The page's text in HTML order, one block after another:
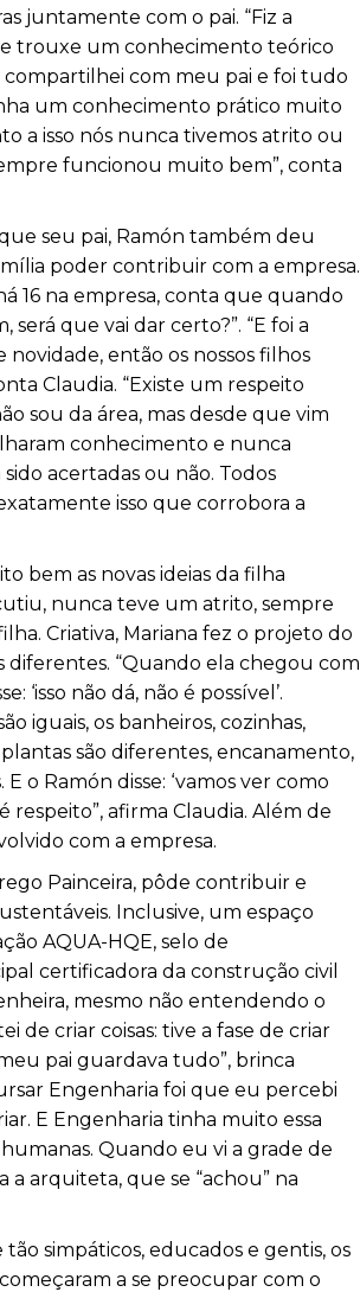
juntamente com o pai. “Fiz a
trouxe um conhecimento teórico
compartilhei com meu pai e foi tudo
um conhecimento prático muito
a isso nós nunca tivemos atrito ou
funcionou muito bem”, conta
seu pai, Ramón também deu
poder contribuir com a empresa.
16 na empresa, conta que quando
que vai dar certo?”. “E foi a
então os nossos filhos
Claudia. “Existe um respeito
sou da área, mas desde que vim
conhecimento e nunca
acertadas ou não. Todos
isso que corrobora a
bem as novas ideias da filha
nunca teve um atrito, sempre
Criativa, Mariana fez o projeto do
“Quando ela chegou com
não dá, não é possível’.
iguais, os banheiros, cozinhas,
são diferentes, encanamento,
o Ramón disse: ‘vamos ver como
respeito”, afirma Claudia. Além de
com a empresa.
Painceira, pôde contribuir e
Inclusive, um espaço
AQUA-HQE, selo de
certificadora da construção civil
mesmo não entendendo o
de criar coisas: tive a fase de criar
pai guardava tudo”, brinca
Engenharia foi que eu percebi
E Engenharia tinha muito essa
Quando eu vi a grade de
arquiteta, que se “achou” na
tão simpáticos, educados e gentis, os
a se preocupar com o